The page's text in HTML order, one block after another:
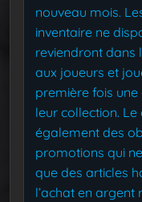
nouveau mois.
inventaire ne
reviendront dans
aux joueurs et
première fois
leur collection.
également des
promotions qui
que des articles
l’achat en argent